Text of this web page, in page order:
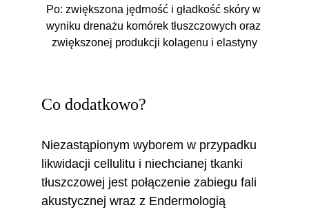
Co dodatkowo?
Niezastąpionym wyborem w przypadku
likwidacji cellulitu i niechcianej tkanki
tłuszczowej jest połączenie zabiegu fali
akustycznej wraz z Endermologią
Po: zwiększona jędrność i gładkość skóry w
wyniku drenażu komórek tłuszczowych oraz
zwiększonej produkcji kolagenu i elastyny